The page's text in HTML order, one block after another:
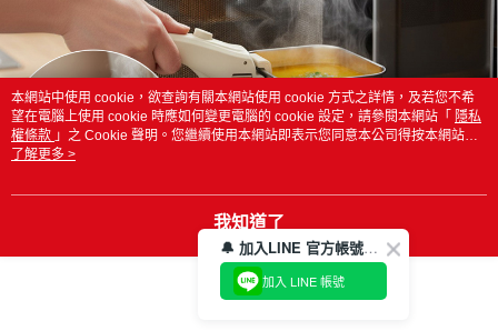
本網站中使用 cookie，欲查詢有關本網站使用 cookie 方式之詳情，及若您不希
望在電腦上使用 cookie 時應如何變更電腦的 cookie 設定，請參閱本網站「 隱私
權條款 」之 Cookie 聲明。您繼續使用本網站即表示您同意本公司得按本網站使
用條款之 Cookie 聲明使用 cookie。
了解更多 >
我知道了
🔔 加入LINE 官方帳號，領取$100折價券！
加入 LINE 帳號